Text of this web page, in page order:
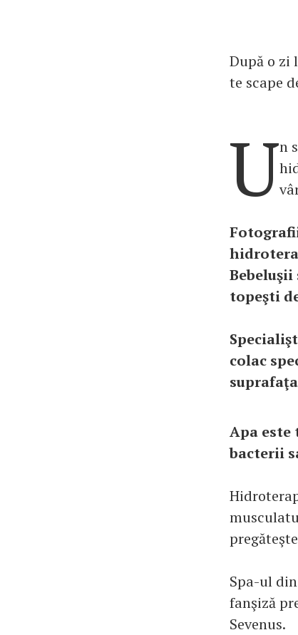
După o zi
te scape
Un
topeşti
colac
Apa este
bacterii
Spa-ul
fanşiză
Sevenus.